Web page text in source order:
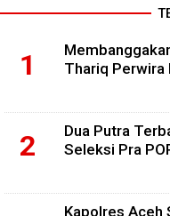
Thariq Perwira
Dua Putra
Seleksi Pra
Kapolres Aceh